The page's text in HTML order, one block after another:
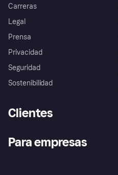
Carreras
Legal
Prensa
Privacidad
Seguridad
Sostenibilidad
Clientes
Inicio de sesión
Para empresas